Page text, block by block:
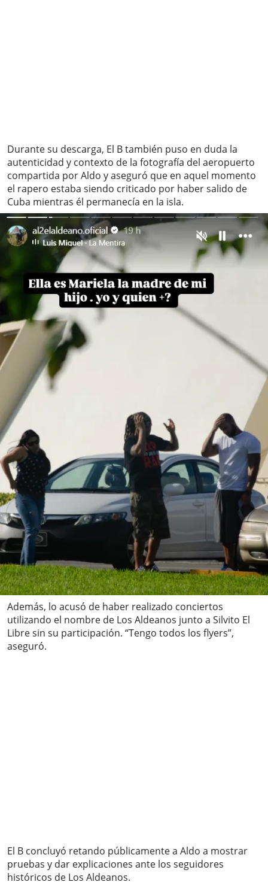
Durante su descarga, El B también puso en duda la
autenticidad y contexto de la fotografía del aeropuerto
compartida por Aldo y aseguró que en aquel momento
el rapero estaba siendo criticado por haber salido de
Cuba mientras él permanecía en la isla.
Además, lo acusó de haber realizado conciertos
utilizando el nombre de Los Aldeanos junto a Silvito El
Libre sin su participación. “Tengo todos los flyers”,
aseguró.
El B concluyó retando públicamente a Aldo a mostrar
pruebas y dar explicaciones ante los seguidores
históricos de Los Aldeanos.